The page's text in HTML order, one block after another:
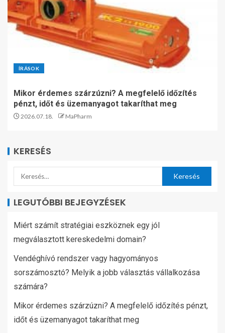
ÍRÁSOK
Mikor érdemes szárzúzni? A megfelelő időzítés
pénzt, időt és üzemanyagot takaríthat meg
2026.07.18. MaPharm
KERESÉS
LEGUTÓBBI BEJEGYZÉSEK
Miért számít stratégiai eszköznek egy jól
megválasztott kereskedelmi domain?
Vendéghívó rendszer vagy hagyományos
sorszámosztó? Melyik a jobb választás vállalkozása
számára?
Mikor érdemes szárzúzni? A megfelelő időzítés pénzt,
időt és üzemanyagot takaríthat meg